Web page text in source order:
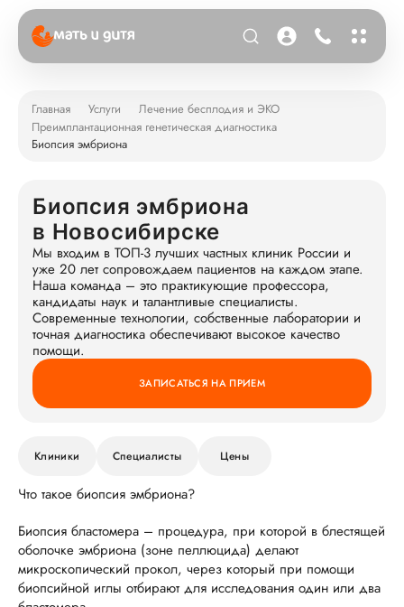
Главная Услуги
Лечение бесплодия и ЭКО
Преимплантационная генетическая диагностика
Биопсия эмбриона
Биопсия эмбриона
в Новосибирске
Мы входим в ТОП-3 лучших частных клиник России и
уже 20 лет сопровождаем пациентов на каждом этапе.
Наша команда – это практикующие профессора,
кандидаты наук и талантливые специалисты.
Современные технологии, собственные лаборатории и
точная диагностика обеспечивают высокое качество
помощи.
ЗАПИСАТЬСЯ НА ПРИЕМ
Клиники Специалисты Цены
Что такое биопсия эмбриона?
Биопсия бластомера – процедура, при которой в блестящей
оболочке эмбриона (зоне пеллюцида) делают
микроскопический прокол, через который при помощи
биопсийной иглы отбирают для исследования один или два